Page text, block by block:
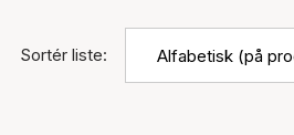
Sortér liste: